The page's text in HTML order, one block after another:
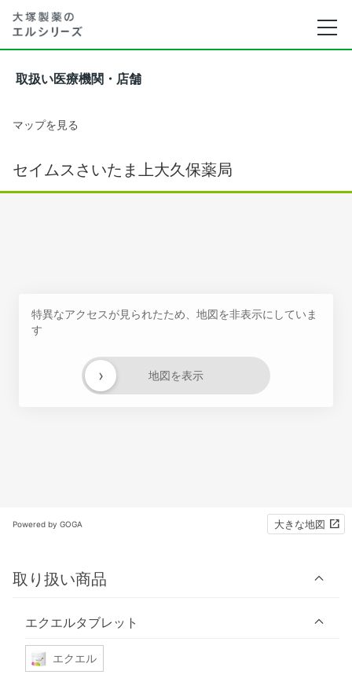
取扱い医療機関・店舗
マップを見る
セイムスさいたま上大久保薬局
特異なアクセスが見られたため、地図を非表示にしていま
す
地図を表示
›
Powered by GOGA 大きな地図
取り扱い商品
エクエルタブレット
エクエル